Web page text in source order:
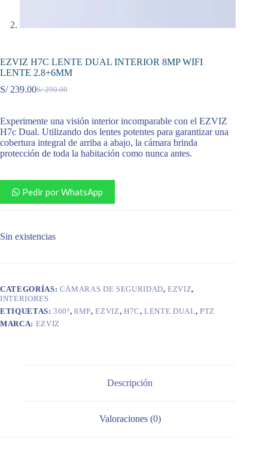
EZVIZ H7C LENTE DUAL INTERIOR 8MP WIFI
LENTE 2.8+6MM
S/290.00
El
era:
S/ 290.00.
S/239.00El
es:
S/ 239.00.
Experimente una visión interior incomparable con el EZVIZ
H7c Dual. Utilizando dos lentes potentes para garantizar una
cobertura integral de arriba a abajo, la cámara brinda
protección de toda la habitación como nunca antes.
Pedir por WhatsApp
Sin existencias
CATEGORÍAS: CÁMARAS DE SEGURIDAD,EZVIZ,
INTERIORES
ETIQUETAS:360º,8MP,EZVIZ, H7C,LENTE DUAL, PTZ
MARCA: EZVIZ
Descripción
Valoraciones (0)